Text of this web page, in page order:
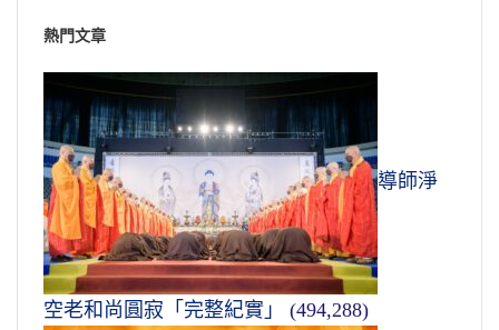
熱門文章
導師淨
空老和尚圓寂「完整紀實」 (494,288)